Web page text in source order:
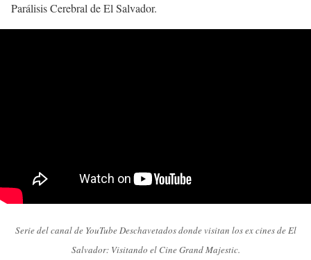
Parálisis Cerebral de El Salvador.
Serie del canal de YouTube Deschavetados donde visitan los ex cines de El
Salvador: Visitando el Cine Grand Majestic.